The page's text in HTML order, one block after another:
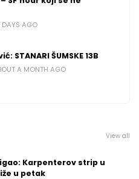
DAYS AGO
STANARI ŠUMSKE 13B
A MONTH AGO
View all
Karpenterov strip u
u petak